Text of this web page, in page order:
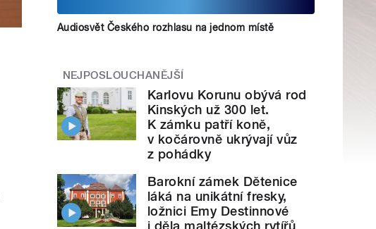
Audiosvět Českého rozhlasu na jednom místě
NEJPOSLOUCHANĚJŠÍ
Karlovu Korunu obývá rod
Kinských už 300 let.
K zámku patří koně,
v kočárovně ukrývají vůz
z pohádky
Barokní zámek Dětenice
láká na unikátní fresky,
ložnici Emy Destinnové
i děla maltézských rytířů